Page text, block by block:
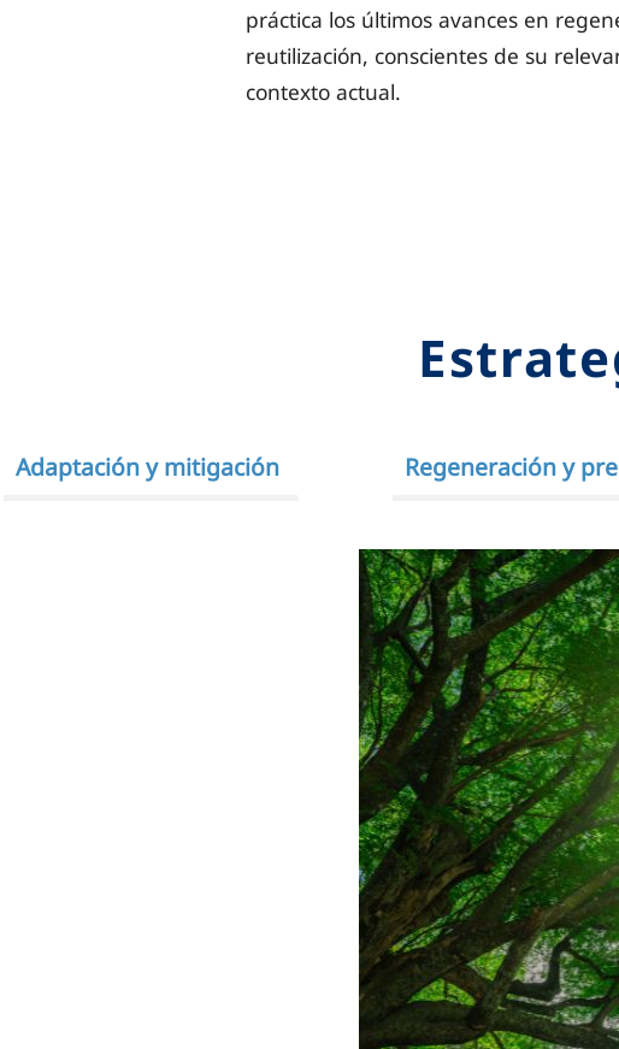
práctica los últimos avances en
reutilización, conscientes de su
contexto actual.
Adaptación y mitigación Regeneración y